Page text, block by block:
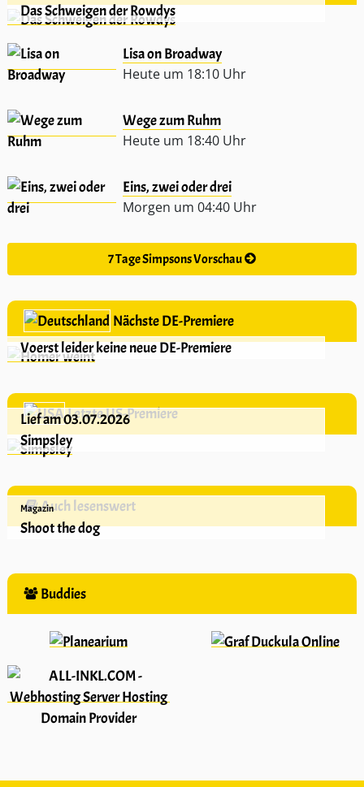
Das Schweigen der Rowdys
Lisa on Broadway
Heute um 18:10 Uhr
Wege zum Ruhm
Heute um 18:40 Uhr
Eins, zwei oder drei
Morgen um 04:40 Uhr
7 Tage Simpsons Vorschau
Nächste DE-Premiere
Voerst leider keine neue DE-Premiere
Letzte US-Premiere
Lief am 03.07.2026
Simpsley
Auch lesenswert
Magazin
Shoot the dog
Buddies